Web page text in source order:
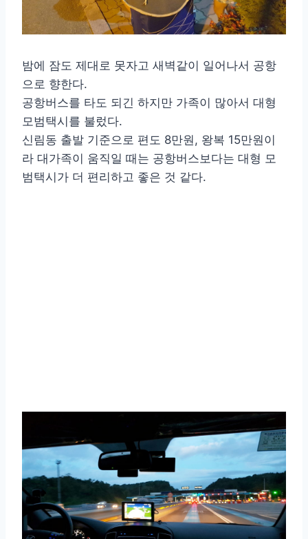
밤에 잠도 제대로 못자고 새벽같이 일어나서 공항
으로 향한다.
공항버스를 타도 되긴 하지만 가족이 많아서 대형
모범택시를 불렀다.
신림동 출발 기준으로 편도 8만원, 왕복 15만원이
라 대가족이 움직일 때는 공항버스보다는 대형 모
범택시가 더 편리하고 좋은 것 같다.